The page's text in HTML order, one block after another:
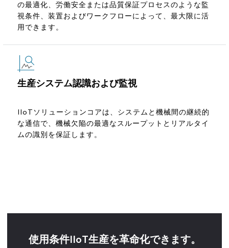
の最適化、労働安全または品質保証プロセスのような監
視条件、装置およびワークフローによって、最大限に活
用できます。
生産システム認識および監視
IIoTソリューションコアは、システムと機械間の継続的
な通信で、機械欠陥の最適なスループットとリアルタイ
ムの識別を保証します。
使用条件IIoT生産を革命化できます。